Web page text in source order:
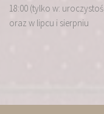
18:00 (tylko w:
oraz w lipcu i sierpniu